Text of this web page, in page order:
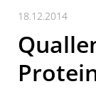
18.12.2014